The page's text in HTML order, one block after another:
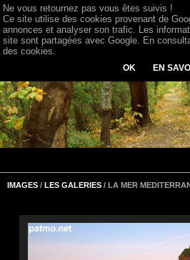
IMAGES / LES GALERIES / LA MER
Ne vous retournez pas vous êtes suivis !
Ce site utilise des cookies provenant de
annonces et analyser son trafic. Les
site sont partagées avec Google. En
des cookies.
OK EN